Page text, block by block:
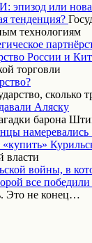
эпизод или
технологиям
торговли
сколько
Аляску
барона
власти
войны, в
Это не конец…